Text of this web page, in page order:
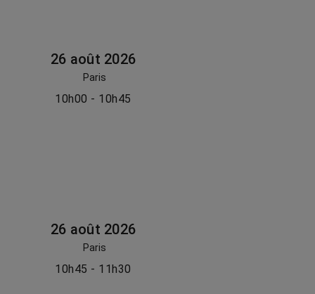
26 août 2026
Paris
10h00 - 10h45
26 août 2026
Paris
10h45 - 11h30